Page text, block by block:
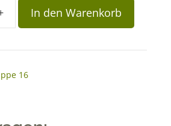
Stoff
Q2
Schlamm
In den Warenkorb
16